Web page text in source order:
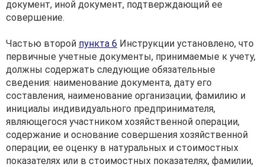
документ, иной документ, подтверждающий ее
совершение.
Частью второй пункта 6 Инструкции установлено, что
первичные учетные документы, принимаемые к учету,
должны содержать следующие обязательные
сведения: наименование документа, дату его
составления, наименование организации, фамилию и
инициалы индивидуального предпринимателя,
являющегося участником хозяйственной операции,
содержание и основание совершения хозяйственной
операции, ее оценку в натуральных и стоимостных
показателях или в стоимостных показателях, фамилии,